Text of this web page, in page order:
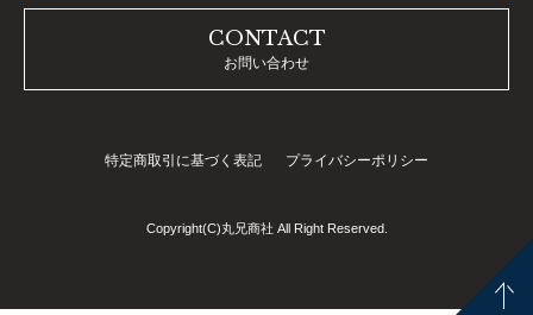
CONTACT
お問い合わせ
特定商取引に基づく表記 プライバシーポリシー
Copyright(C)丸兄商社 All Right Reserved.